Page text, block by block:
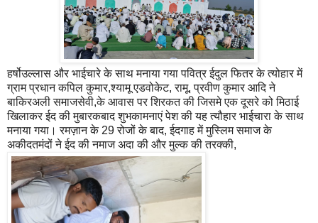
हर्षोउल्लास और भाईचारे के साथ मनाया गया पवित्र ईदुल फितर के त्योहार में
ग्राम प्रधान कपिल कुमार,श्यामू एडवोकेट, रामू, प्रवीण कुमार आदि ने
बाकिरअली समाजसेवी,के आवास पर शिरकत की जिसमे एक दूसरे को मिठाई
खिलाकर ईद की मुबारकबाद शुभकामनाएं पेश की यह त्यौहार भाईचारा के साथ
मनाया गया। रमज़ान के 29 रोजों के बाद, ईदगाह में मुस्लिम समाज के
अकीदतमंदों ने ईद की नमाज अदा की और मुल्क की तरक्की,